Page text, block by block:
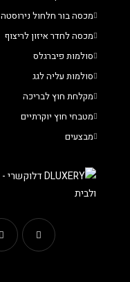
מכסה בור חלחול נירוסטה
מכסה לחדר איזון לריצוף
סולמות פיברגלס
סולמות עליה לגג
מקלחת חוץ לבריכה
מטבחי חוץ יוקרתיים
מבצעים